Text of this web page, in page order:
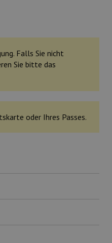
Falls Sie nicht
Sie bitte das
oder Ihres Passes.